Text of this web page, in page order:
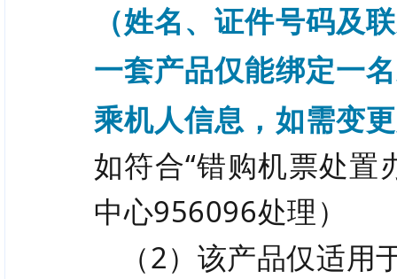
（姓名、证件号码及
一套产品仅能绑定一
乘机人信息，如需变
如符合“错购机票处置
中心956096处理）
（2）该产品仅适